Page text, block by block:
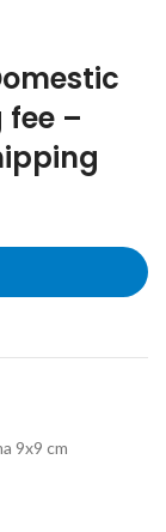
fee –
9x9 cm